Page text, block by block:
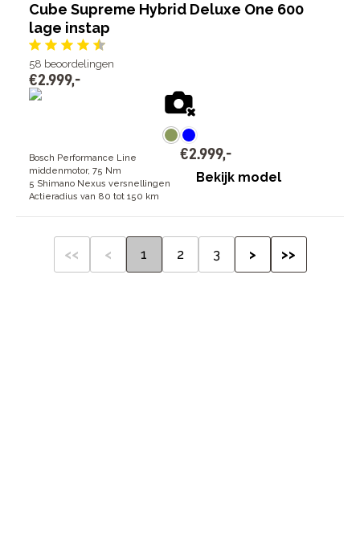
Cube Supreme Hybrid Deluxe One 600
lage instap
58 beoordelingen
€2.999,-
Bosch Performance Line
middenmotor, 75 Nm
5 Shimano Nexus versnellingen
Actieradius van 80 tot 150 km
€2.999,-
Bekijk model
<< < 1 2 3 > >>